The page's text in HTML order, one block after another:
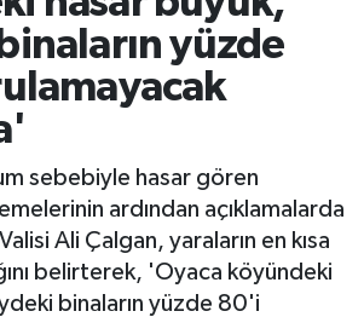
yüzde
sebebiyle hasar gören
ardından açıklamalarda
Ali Çalgan, yaraların en kısa
belirterek, 'Oyaca köyündeki
binaların yüzde 80'i